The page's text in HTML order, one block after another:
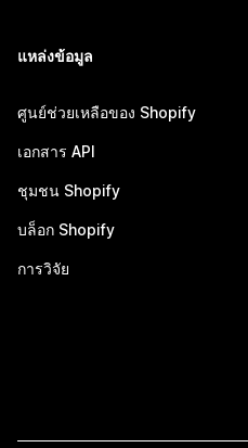
แหล่งข้อมูล
ศูนย์ช่วยเหลือของ Shopify
เอกสาร API
ชุมชน Shopify
บล็อก Shopify
การวิจัย